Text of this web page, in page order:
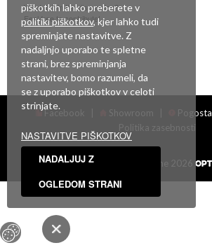
Want to join the discussion?
Feel free to contribute!
Za objavo komentarja se morate
Facebook Showroom
Politika zasebnosti
Vse pravice pridržane 2026
piškotkih lahko preberete v
politiki piškotkov, kjer lahko tudi
spreminjate nastavitve. Z
nadaljnjo uporabo te spletne
strani, brez spreminjanja
nastavitev, bomo razumeli, da
se z uporabo piškotkov v celoti
strinjate.
NASTAVITVE PIŠKOTKOV
NADALJUJ Z
OGLEDOM STRANI